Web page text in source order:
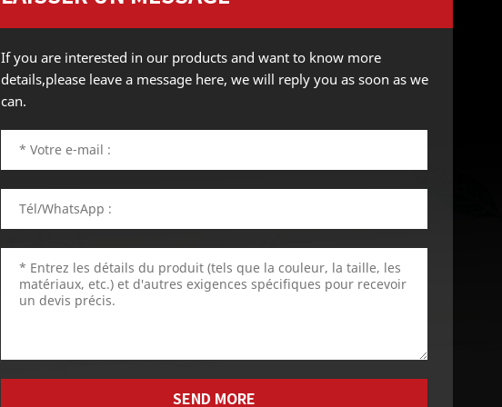
If you are interested in our products and want to know more
details,please leave a message here, we will reply you as soon as we
can.
SEND MORE